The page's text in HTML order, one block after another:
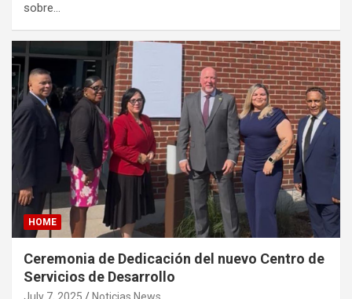
sobre…
HOME
Ceremonia de Dedicación del nuevo Centro de
Servicios de Desarrollo